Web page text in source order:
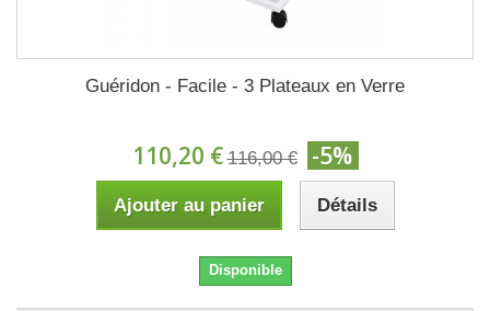
Guéridon - Facile - 3 Plateaux en Verre
110,20 € 116,00 € -5%
Ajouter au panier Détails
Disponible